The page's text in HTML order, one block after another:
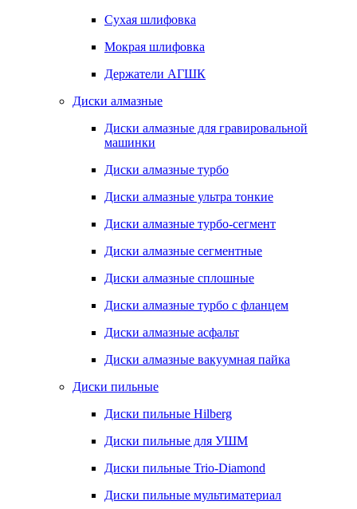
Сухая шлифовка
Мокрая шлифовка
Держатели АГШК
Диски алмазные
Диски алмазные для гравировальной
машинки
Диски алмазные турбо
Диски алмазные ультра тонкие
Диски алмазные турбо-сегмент
Диски алмазные сегментные
Диски алмазные сплошные
Диски алмазные турбо с фланцем
Диски алмазные асфальт
Диски алмазные вакуумная пайка
Диски пильные
Диски пильные Hilberg
Диски пильные для УШМ
Диски пильные Trio-Diamond
Диски пильные мультиматериал